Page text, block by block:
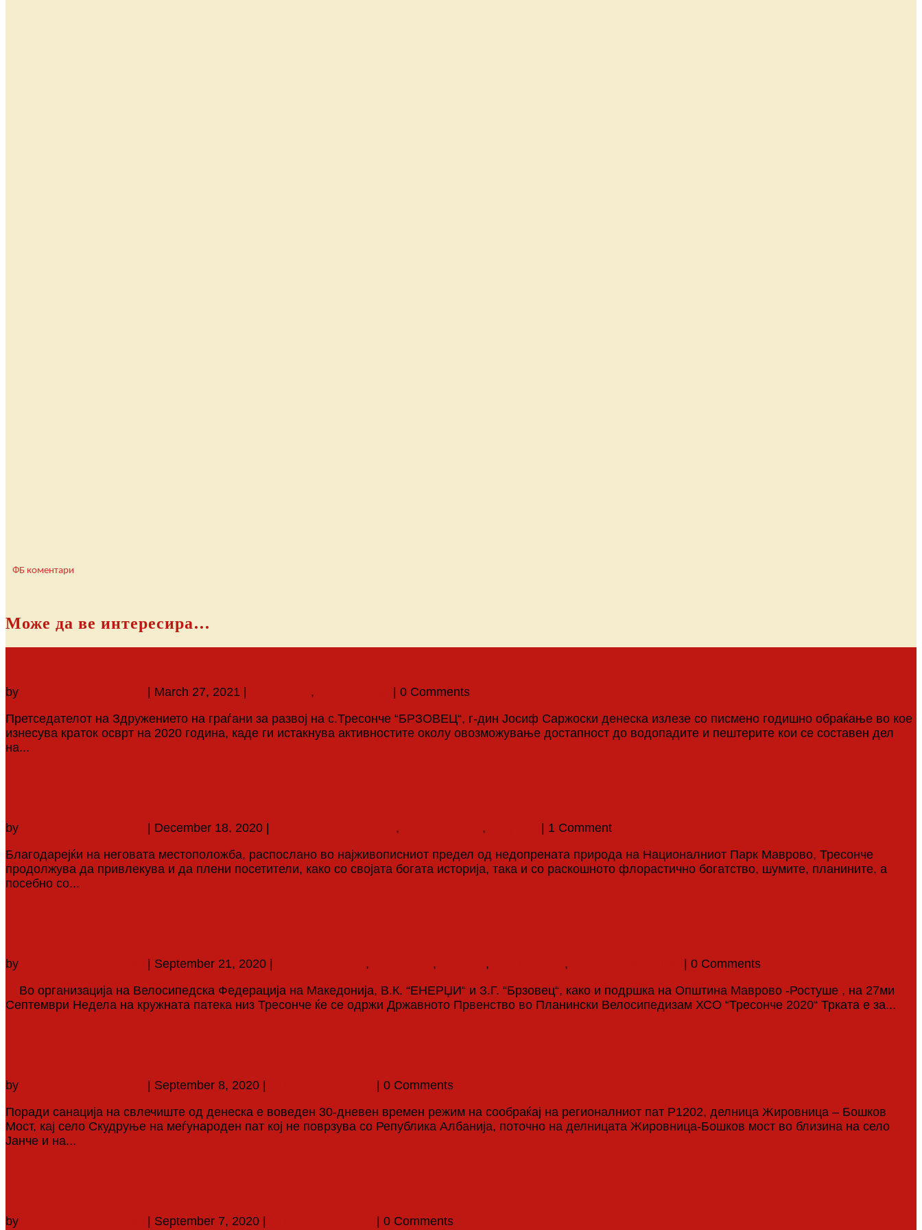
ФБ коментари
Може да ве интересира…
by March 27, 2021 ,
| 0 Comments
Претседателот на Здружението на граѓани за развој на с.Тресонче “БРЗОВЕЦ“, г-дин Јосиф Саржоски денеска излезе со писмено годишно обраќање во кое
изнесува краток осврт на 2020 година, каде ги истакнува активностите околу овозможување достапност до водопадите и пештерите кои се составен дел
на...
by December 18, 2020 , ,
| 1 Comment
Благодарејќи на неговата местоположба, распослано во најживописниот предел од недопрената природа на Националниот Парк Маврово, Тресонче
продолжува да привлекува и да плени посетители, како со својата богата историја, така и со раскошното флорастично богатство, шумите, планините, а
посебно со...
by September 21, 2020 , , , ,
| 0 Comments
Во организација на Велосипедска Федерација на Македонија, В.К. “ЕНЕРЏИ“ и З.Г. “Брзовец“, како и подршка на Општина Маврово -Ростуше , на 27ми
Септември Недела на кружната патека низ Тресонче ќе се одржи Државното Првенство во Планински Велосипедизам ХСО “Тресонче 2020“ Трката е за...
by | September 8, 2020 |
| 0 Comments
Поради санација на свлечиште од денеска е воведен 30-дневен времен режим на сообраќај на регионалниот пат Р1202, делница Жировница – Бошков
Мост, кај село Скудруње на меѓународен пат кој не поврзува со Република Албанија, поточно на делницата Жировница-Бошков мост во близина на село
Јанче и на...
by | September 7, 2020 | | 0 Comments